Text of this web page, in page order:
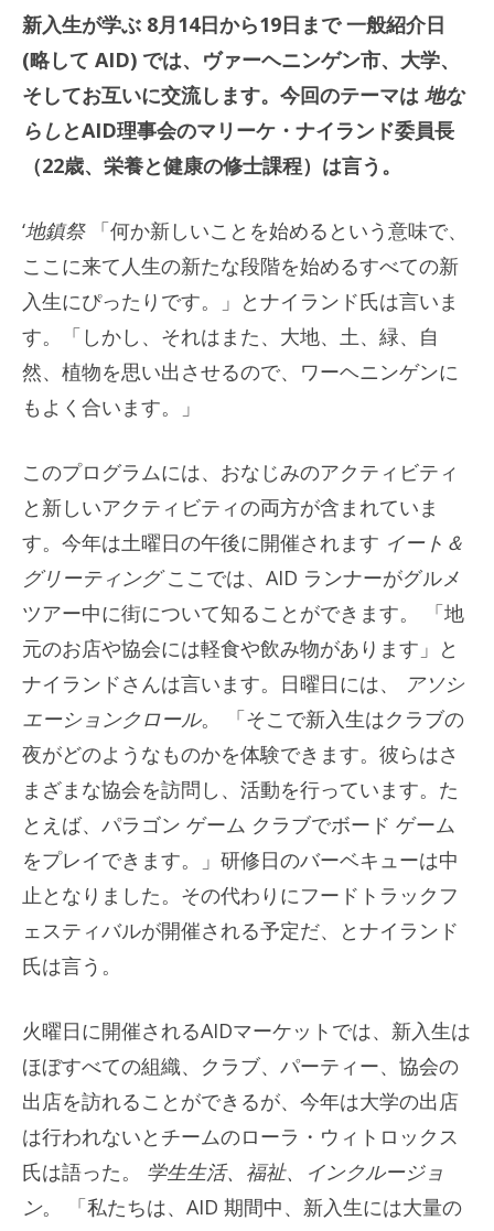
新入生が学ぶ 8月14日から19日まで一般紹介日
(略して AID) では、ヴァーヘニンゲン市、大学、
そしてお互いに交流します。今回のテーマは 地な
らしとAID理事会のマリーケ・ナイランド委員長
（22歳、栄養と健康の修士課程）は言う。
‘地鎮祭「何か新しいことを始めるという意味で、
ここに来て人生の新たな段階を始めるすべての新
入生にぴったりです。」とナイランド氏は言いま
す。「しかし、それはまた、大地、土、緑、自
然、植物を思い出させるので、ワーヘニンゲンに
もよく合います。」
このプログラムには、おなじみのアクティビティ
と新しいアクティビティの両方が含まれていま
す。今年は土曜日の午後に開催されます イート＆
グリーティングここでは、AID ランナーがグルメ
ツアー中に街について知ることができます。 「地
元のお店や協会には軽食や飲み物があります」と
ナイランドさんは言います。日曜日には、
アソシ
エーションクロール。 「そこで新入生はクラブの
夜がどのようなものかを体験できます。彼らはさ
まざまな協会を訪問し、活動を行っています。た
とえば、パラゴン ゲーム クラブでボード ゲーム
をプレイできます。」研修日のバーベキューは中
止となりました。その代わりにフードトラックフ
ェスティバルが開催される予定だ、とナイランド
氏は言う。
火曜日に開催されるAIDマーケットでは、新入生は
ほぼすべての組織、クラブ、パーティー、協会の
出店を訪れることができるが、今年は大学の出店
は行われないとチームのローラ・ウィトロックス
氏は語った。 学生生活、福祉、インクルージョ
ン。 「私たちは、AID 期間中、新入生には大量の